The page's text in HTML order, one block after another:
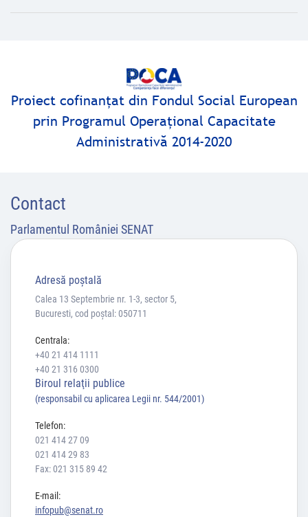
Proiect cofinanţat din Fondul Social European
prin Programul Operaţional Capacitate
Administrativă 2014-2020
Contact
Parlamentul României SENAT
Adresă poştală
Calea 13 Septembrie nr. 1-3, sector 5,
Bucuresti, cod poștal: 050711
Centrala:
+40 21 414 1111
+40 21 316 0300
Biroul relaţii publice
(responsabil cu aplicarea Legii nr. 544/2001)
Telefon:
021 414 27 09
021 414 29 83
Fax: 021 315 89 42
E-mail:
infopub@senat.ro